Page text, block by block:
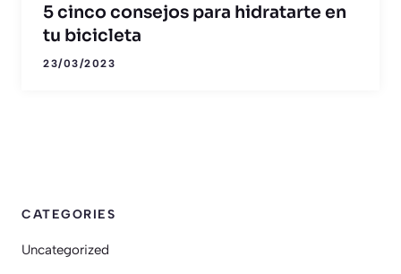
5 cinco consejos para hidratarte en
tu bicicleta
23/03/2023
CATEGORIES
Uncategorized